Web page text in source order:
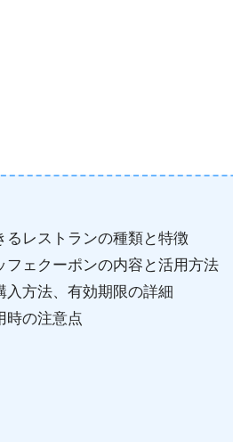
レストランの種類と特徴
ェクーポンの内容と活用方法
方法、有効期限の詳細
の注意点